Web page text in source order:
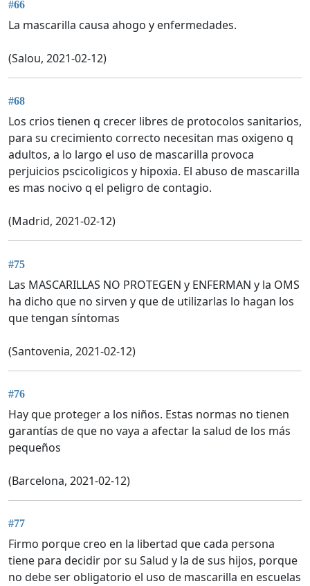
#66
La mascarilla causa ahogo y enfermedades.
(Salou, 2021-02-12)
#68
Los crios tienen q crecer libres de protocolos sanitarios,
para su crecimiento correcto necesitan mas oxigeno q
adultos, a lo largo el uso de mascarilla provoca
perjuicios pscicoligicos y hipoxia. El abuso de mascarilla
es mas nocivo q el peligro de contagio.
(Madrid, 2021-02-12)
#75
Las MASCARILLAS NO PROTEGEN y ENFERMAN y la OMS
ha dicho que no sirven y que de utilizarlas lo hagan los
que tengan síntomas
(Santovenia, 2021-02-12)
#76
Hay que proteger a los niños. Estas normas no tienen
garantías de que no vaya a afectar la salud de los más
pequeños
(Barcelona, 2021-02-12)
#77
Firmo porque creo en la libertad que cada persona
tiene para decidir por su Salud y la de sus hijos, porque
no debe ser obligatorio el uso de mascarilla en escuelas